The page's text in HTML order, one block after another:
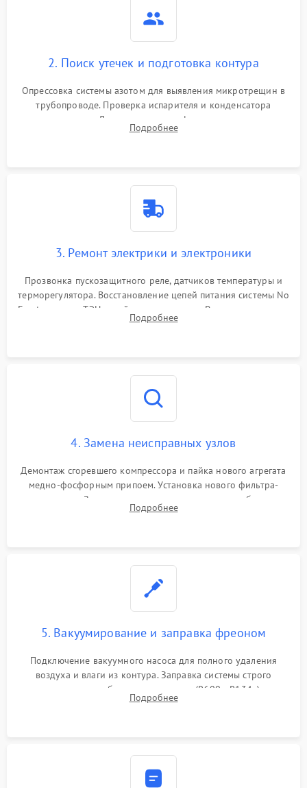
2. Поиск утечек и подготовка контура
Опрессовка системы азотом для выявления микротрещин в
трубопроводе. Проверка испарителя и конденсатора
течеискателем. Демонтаж старого фильтра-осушителя и
продувка капиллярной трубки для устранения засоров.
Подробнее
3. Ремонт электрики и электроники
Прозвонка пускозащитного реле, датчиков температуры и
терморегулятора. Восстановление цепей питания системы No
Frost, включая ТЭН оттайки и вентилятор. Ремонт или замена
платы управления при сбоях алгоритмов.
Подробнее
4. Замена неисправных узлов
Демонтаж сгоревшего компрессора и пайка нового агрегата
медно-фосфорным припоем. Установка нового фильтра-
осушителя. Замена изношенных вентиляторов обдува,
сломанных заслонок или поврежденных дверных петель.
Подробнее
5. Вакуумирование и заправка фреоном
Подключение вакуумного насоса для полного удаления
воздуха и влаги из контура. Заправка системы строго
дозированным объемом хладагента (R600a, R134a) по
электронным весам. Контроль рабочего давления в системе.
Подробнее